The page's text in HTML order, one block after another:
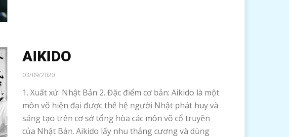
AIKIDO
03/09/2020
1. Xuất xứ: Nhật Bản 2. Đặc điểm cơ bản: Aikido là một
môn võ hiện đại được thế hệ người Nhật phát huy và
sáng tạo trên cơ sở tổng hòa các môn võ cổ truyền
của Nhật Bản. Aikido lấy nhu thắng cương và dùng